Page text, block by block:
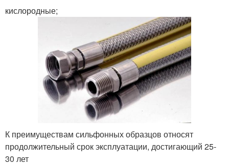
кислородные;
К преимуществам сильфонных образцов относят
продолжительный срок эксплуатации, достигающий 25-
30 лет